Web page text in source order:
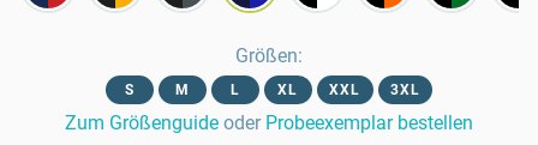
Größen:
S M L XL XXL 3XL
Zum Größenguide oder Probeexemplar bestellen